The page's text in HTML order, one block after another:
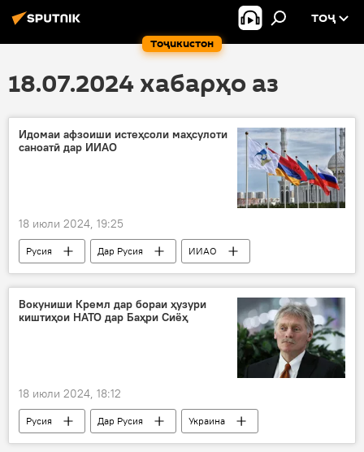
Тоҷикистон
ТОҶ
18.07.2024 хабарҳо аз
Идомаи афзоиши истеҳсоли маҳсулоти
саноатӣ дар ИИАО
18 июли 2024, 19:25
Русия Дар Русия
ИИАО
маҳсулоти саноат
Саноат
АвруОсиё
истеҳсол
Вокуниши Кремл дар бораи ҳузури
киштиҳои НАТО дар Баҳри Сиёҳ
18 июли 2024, 18:12
Русия Дар Русия
Украина
амалиёти вижа
Песков таҳдид